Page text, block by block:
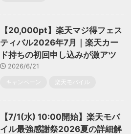
【20,000pt】楽天マジ得フェス
ティバル2026年7月｜楽天カー
ド持ちの初回申し込みが激アツ
2026/6/21
キャンペーン 楽天モバイル
【7/1(水) 10:00開始】楽天モバ
イル最強感謝祭2026夏の詳細解